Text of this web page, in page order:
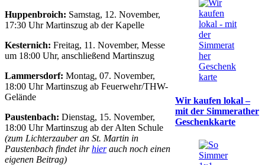
Huppenbroich: Samstag, 12. November,
17:30 Uhr Martinszug ab der Kapelle
Kesternich: Freitag, 11. November, Messe
um 18:00 Uhr, anschließend Martinszug
Lammersdorf: Montag, 07. November,
18:00 Uhr Martinszug ab Feuerwehr/THW-
Gelände
Paustenbach: Dienstag, 15. November,
18:00 Uhr Martinszug ab der Alten Schule
(zum Lichterzauber an St. Martin in
Paustenbach findet ihrhierauch noch einen
eigenen Beitrag)
Wir kaufen lokal –
mit der Simmerather
Geschenkkarte